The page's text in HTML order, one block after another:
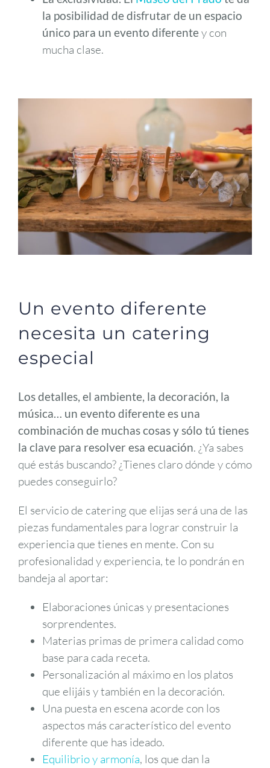
la posibilidad de disfrutar de un espacio
único para un evento diferentey con
mucha clase.
Un evento diferente
necesita un catering
especial
Los detalles, el ambiente, la decoración, la
música… un evento diferente es una
combinación de muchas cosas y sólo tú tienes
la clave para resolver esa ecuación. ¿Ya sabes
qué estás buscando? ¿Tienes claro dónde y cómo
puedes conseguirlo?
El servicio de catering que elijas será una de las
piezas fundamentales para lograr construir la
experiencia que tienes en mente. Con su
profesionalidad y experiencia, te lo pondrán en
bandeja al aportar:
Elaboraciones únicas y presentaciones
sorprendentes.
Materias primas de primera calidad como
base para cada receta.
Personalización al máximo en los platos
que elijáis y también en la decoración.
Una puesta en escena acorde con los
aspectos más característico del evento
diferente que has ideado.
Equilibrio y armonía, los que dan la